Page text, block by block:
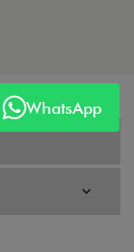
WhatsApp